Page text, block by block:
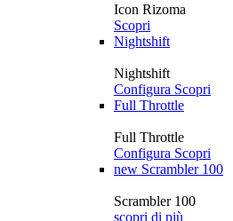
Icon Rizoma
Scopri
Nightshift
Nightshift
Configura Scopri
Full Throttle
Full Throttle
Configura Scopri
new Scrambler 100
Scrambler 100
scopri di più